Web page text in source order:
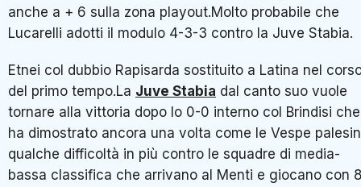
anche a + 6 sulla zona playout.Molto probabile che
Lucarelli adotti il modulo 4-3-3 contro la Juve Stabia.
Etnei col dubbio Rapisarda sostituito a Latina nel
del primo tempo.La Juve Stabia dal canto suo vuole
tornare alla vittoria dopo lo 0-0 interno col Brindisi che
ha dimostrato ancora una volta come le Vespe
qualche difficoltà in più contro le squadre di media-
bassa classifica che arrivano al Menti e giocano con